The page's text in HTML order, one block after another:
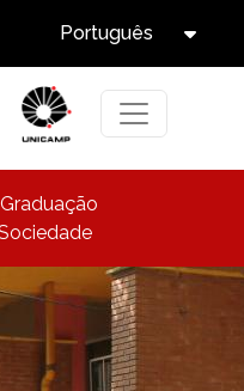
Select
Português